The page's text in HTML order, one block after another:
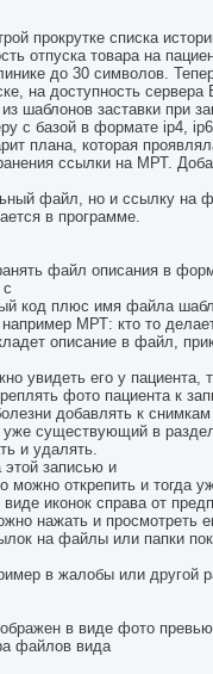
прокрутке списка
отпуска товара на
до 30 символов.
на доступность
шаблонов заставки при
с базой в формате ip4,
плана, которая
ссылки на МРТ.
файл, но и ссылку
в программе.
файл описания в
код плюс имя файла
например МРТ: кто то
описание в файл,
увидеть его у пациента,
фото пациента к
добавлять к
уже существующий в
и удалять.
этой записью и
можно открепить и тогда
иконок справа от
нажать и просмотреть
на файлы или папки
в жалобы или другой
в виде фото
файлов вида